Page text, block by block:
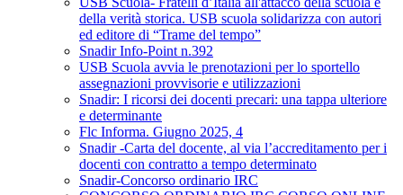
della verità storica. USB scuola solidarizza con autori
ed editore di “Trame del tempo”
Snadir Info-Point n.392
USB Scuola avvia le prenotazioni per lo sportello
assegnazioni provvisorie e utilizzazioni
Snadir: I ricorsi dei docenti precari: una tappa ulteriore
e determinante
Flc Informa. Giugno 2025, 4
Snadir -Carta del docente, al via l’accreditamento per i
docenti con contratto a tempo determinato
Snadir-Concorso ordinario IRC